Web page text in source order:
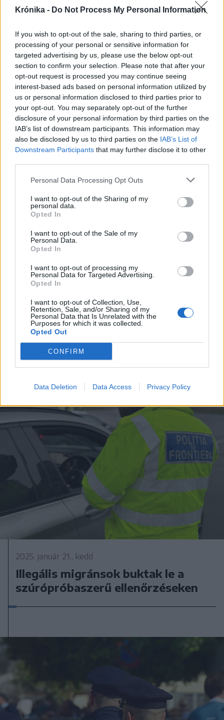
Krónika - Do Not Process My Personal Information
If you wish to opt-out of the sale, sharing to third parties, or
processing of your personal or sensitive information for
targeted advertising by us, please use the below opt-out
section to confirm your selection. Please note that after your
opt-out request is processed you may continue seeing
interest-based ads based on personal information utilized by
us or personal information disclosed to third parties prior to
your opt-out. You may separately opt-out of the further
disclosure of your personal information by third parties on the
IAB’s list of downstream participants. This information may
also be disclosed by us to third parties on the IAB’s List of
Downstream Participants that may further disclose it to other
Personal Data Processing Opt Outs
I want to opt-out of the Sharing of my
personal data.
Opted In
I want to opt-out of the Sale of my
Personal Data.
Opted In
I want to opt-out of processing my
Personal Data for Targeted Advertising.
Opted In
I want to opt-out of Collection, Use,
Retention, Sale, and/or Sharing of my
Personal Data that Is Unrelated with the
Purposes for which it was collected.
Opted Out
CONFIRM
Data Deletion Data Access Privacy Policy
2025. január 30., csütörtök
Újra Nyugatra tartó migránsok
buktak le egy szúrópróbaszerű
ellenőrzésen
Trump győzött a Kolumbiával a
migránsok miatt kialakult
konfliktusban
2025. január 21., kedd
Illegális migránsok buktak le a
szúrópróbaszerű ellenőrzéseken